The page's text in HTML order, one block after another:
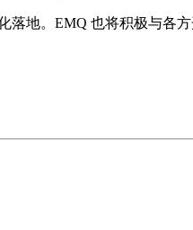
地。EMQ 也将积极与各